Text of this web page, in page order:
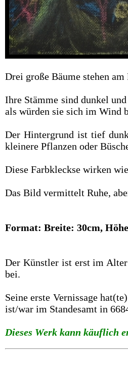
Drei große Bäume stehen
Ihre Stämme sind dunkel
als würden sie sich im Wind
Der Hintergrund ist tief
kleinere Pflanzen oder
Diese Farbkleckse wirken
Das Bild vermittelt Ruhe,
Format: Breite: 30cm,
Der Künstler ist erst im
bei.
Seine erste Vernissage
ist/war im Standesamt in
Dieses Werk kann käuflich